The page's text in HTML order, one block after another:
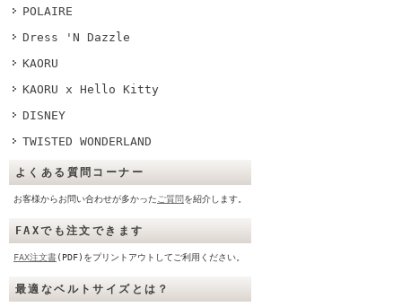
POLAIRE
Dress 'N Dazzle
KAORU
KAORU x Hello Kitty
DISNEY
TWISTED WONDERLAND
よくある質問コーナー
お客様からお問い合わせが多かった ご質問を紹介します。
FAXでも注文できます
FAX注文書(PDF)をプリントアウトしてご利用ください。
最適なベルトサイズとは？